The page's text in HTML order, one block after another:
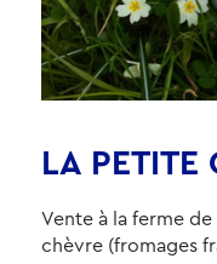
LA PETITE
Vente à la ferme
chèvre (fromages